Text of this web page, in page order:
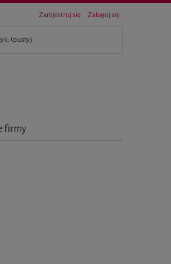
Zarejestruj się Zaloguj się
(pusty)
firmy